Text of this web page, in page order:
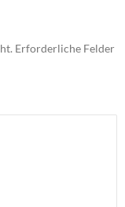
Erforderliche Felder